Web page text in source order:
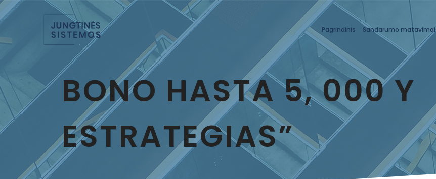
Pagrindinis Sandarumo matavimai
BONO HASTA 5, 000 Y
ESTRATEGIAS”